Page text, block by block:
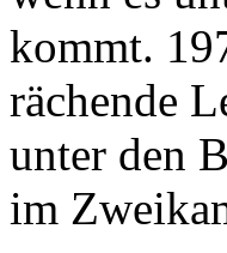
kommt.
rächende
unter den
im